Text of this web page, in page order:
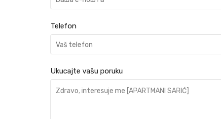
Telefon
Ukucajte vašu poruku